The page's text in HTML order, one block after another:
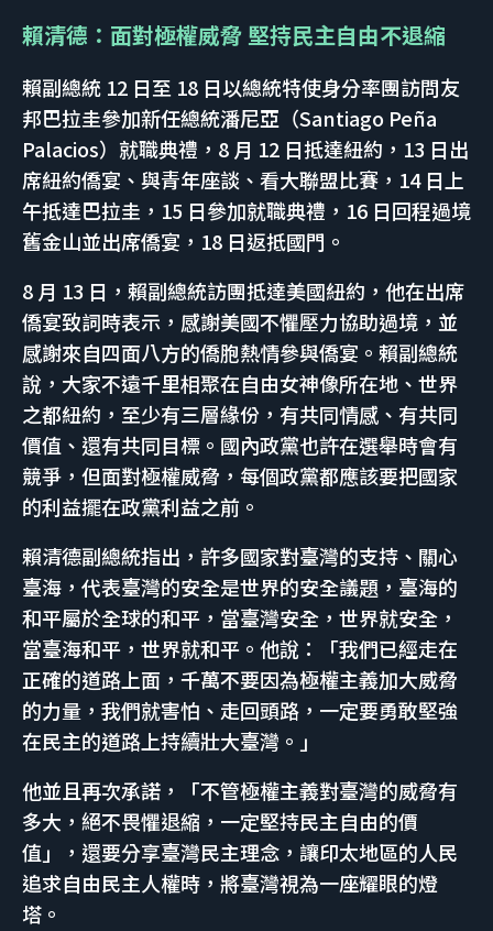
賴清德：面對極權威脅 堅持民主自由不退縮
賴副總統 12 日至 18 日以總統特使身分率團訪問友
邦巴拉圭參加新任總統潘尼亞（Santiago Peña
Palacios）就職典禮，8 月 12 日抵達紐約，13 日出
席紐約僑宴、與青年座談、看大聯盟比賽，14 日上
午抵達巴拉圭，15 日參加就職典禮，16 日回程過境
舊金山並出席僑宴，18 日返抵國門。
8 月 13 日，賴副總統訪團抵達美國紐約，他在出席
僑宴致詞時表示，感謝美國不懼壓力協助過境，並
感謝來自四面八方的僑胞熱情參與僑宴。賴副總統
說，大家不遠千里相聚在自由女神像所在地、世界
之都紐約，至少有三層緣份，有共同情感、有共同
價值、還有共同目標。國內政黨也許在選舉時會有
競爭，但面對極權威脅，每個政黨都應該要把國家
的利益擺在政黨利益之前。
賴清德副總統指出，許多國家對臺灣的支持、關心
臺海，代表臺灣的安全是世界的安全議題，臺海的
和平屬於全球的和平，當臺灣安全，世界就安全，
當臺海和平，世界就和平。他說：「我們已經走在
正確的道路上面，千萬不要因為極權主義加大威脅
的力量，我們就害怕、走回頭路，一定要勇敢堅強
在民主的道路上持續壯大臺灣。」
他並且再次承諾，「不管極權主義對臺灣的威脅有
多大，絕不畏懼退縮，一定堅持民主自由的價
值」，還要分享臺灣民主理念，讓印太地區的人民
追求自由民主人權時，將臺灣視為一座耀眼的燈
塔。